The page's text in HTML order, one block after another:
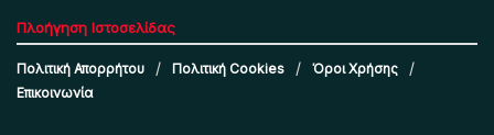
Πλοήγηση Ιστοσελίδας
Πολιτική Απορρήτου Πολιτική Cookies
Όροι Χρήσης
Επικοινωνία